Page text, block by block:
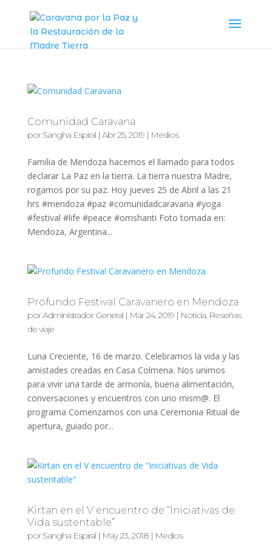
Comunidad Caravana
porSangha Espiral| Abr 25, 2019| Medios
Familia de Mendoza hacemos el llamado para todos
declarar La Paz en la tierra. La tierra nuestra Madre,
rogamos por su paz. Hoy jueves 25 de Abril a las 21
hrs #mendoza #paz #comunidadcaravana #yoga
#festival #life #peace #omshanti Foto tomada en:
Mendoza, Argentina...
Profundo Festival Caravanero en Mendoza
porAdministrador General| Mar 24, 2019| Noticia, Reseñas
de viaje
Luna Creciente, 16 de marzo. Celebramos la vida y las
amistades creadas en Casa Colmena. Nos unimos
para vivir una tarde de armonía, buena alimentación,
conversaciones y encuentros con uno mism@. El
programa Comenzamos con una Ceremonia Ritual de
apertura, guiado por...
Kirtan en el V encuentro de “Iniciativas de
Vida sustentable”
porSangha Espiral| May 23, 2018| Medios